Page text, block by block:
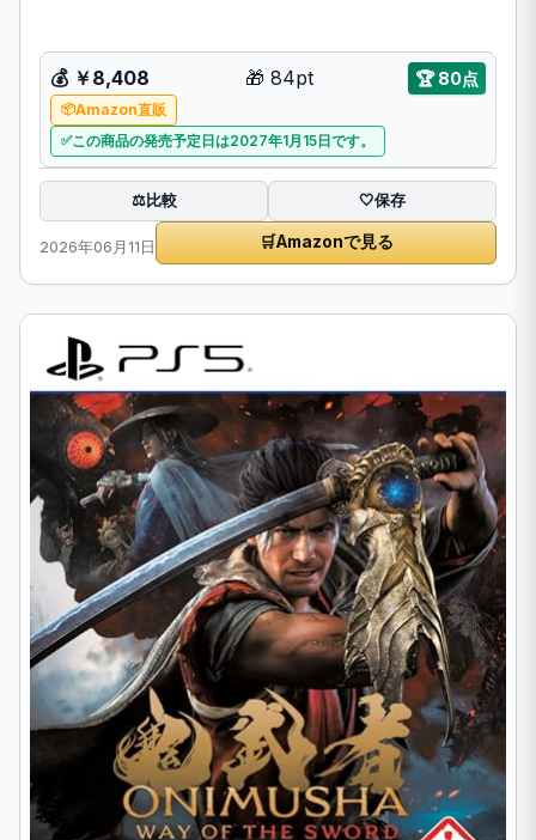
💰 ￥8,408 🎁 84pt 🏆80点
Amazon直販
この商品の発売予定日は2027年1月15日です。
⚖️比較 🤍保存
2026年06月11日 🛒Amazonで見る